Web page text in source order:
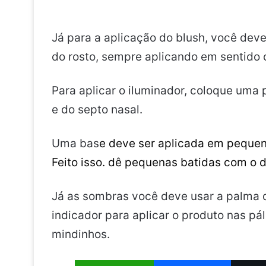
Já para a aplicação do blush, você
do rosto, sempre aplicando em sentido
Para aplicar o iluminador, coloque
e do septo nasal.
Uma base deve ser aplicada em
Feito isso. dê pequenas batidas com o
Já as sombras você deve usar a
indicador para aplicar o produto nas
mindinhos.